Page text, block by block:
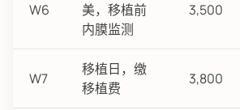
W6
美，移植前
内膜监测
3,500
W7
移植日，缴
移植费
3,800